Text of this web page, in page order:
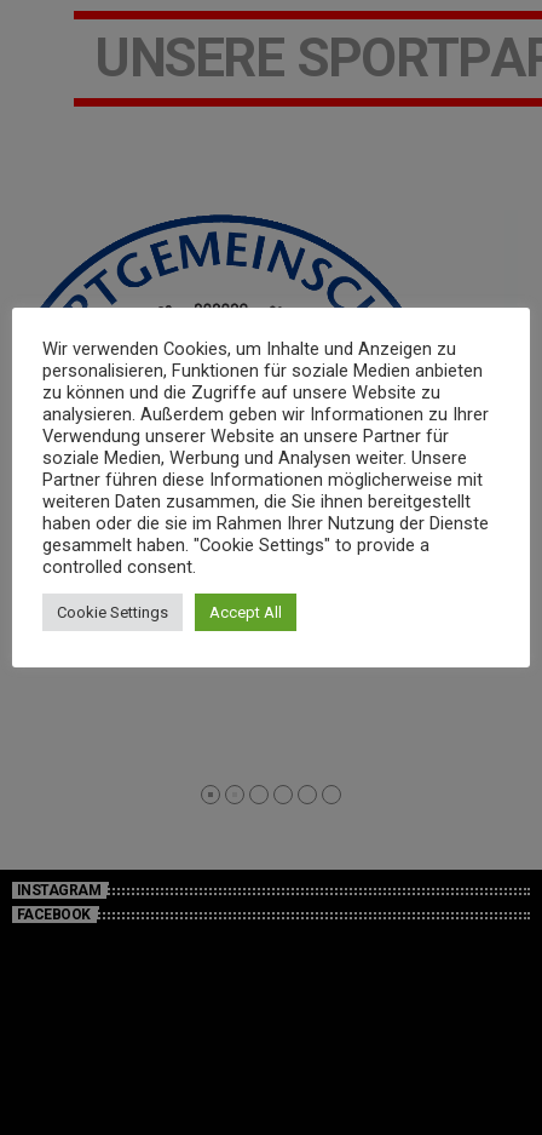
UNSERE SPORTPA
INSTAGRAM
FACEBOOK
Wir verwenden Cookies, um Inhalte und Anzeigen zu
personalisieren, Funktionen für soziale Medien anbieten
zu können und die Zugriffe auf unsere Website zu
analysieren. Außerdem geben wir Informationen zu Ihrer
Verwendung unserer Website an unsere Partner für
soziale Medien, Werbung und Analysen weiter. Unsere
Partner führen diese Informationen möglicherweise mit
weiteren Daten zusammen, die Sie ihnen bereitgestellt
haben oder die sie im Rahmen Ihrer Nutzung der Dienste
gesammelt haben. "Cookie Settings" to provide a
controlled consent.
Cookie Settings Accept All